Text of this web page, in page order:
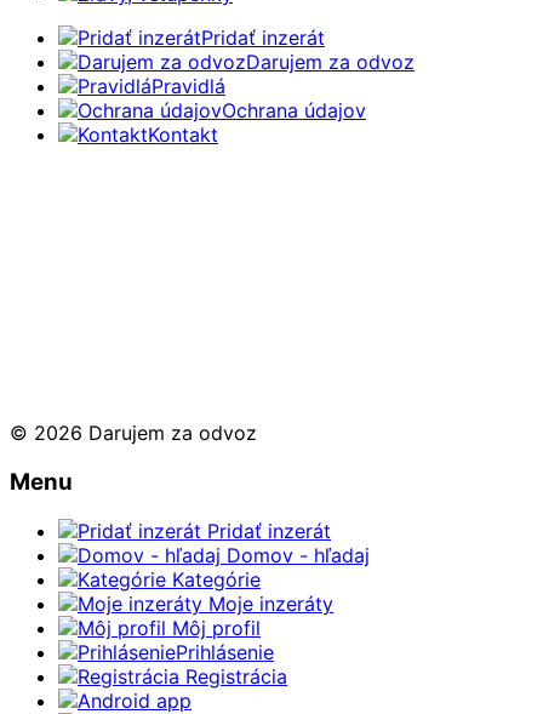
Pridať inzerát
Darujem za odvoz
Pravidlá
Ochrana údajov
Kontakt
© 2026 Darujem za odvoz
Menu
Pridať inzerát
Domov - hľadaj
Kategórie
Moje inzeráty
Môj profil
Prihlásenie
Registrácia